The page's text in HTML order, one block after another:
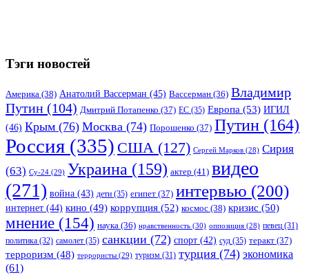
Тэги новостей
Америка (38) Анатолий Вассерман (45) Вассерман (36) Владимир
Путин (104) Дмитрий Потапенко (37) ЕС (35) Европа (53) ИГИЛ
(46) Крым (76) Москва (74) Порошенко (37) Путин (164)
Россия (335) США (127) Сергей Марков (28) Сирия
(63) Су-24 (29) Украина (159) актер (41) видео
(271) война (43) дети (35) египет (37) интервью (200)
интернет (44) кино (49) коррупция (52) космос (38) кризис (50)
мнение (154) наука (36) нравственность (30) оппозиция (28) певец (31)
политика (32) самолет (35) санкции (72) спорт (42) суд (35) теракт (37)
терроризм (48) террористы (29) туризм (31) турция (74) экономика
(61)